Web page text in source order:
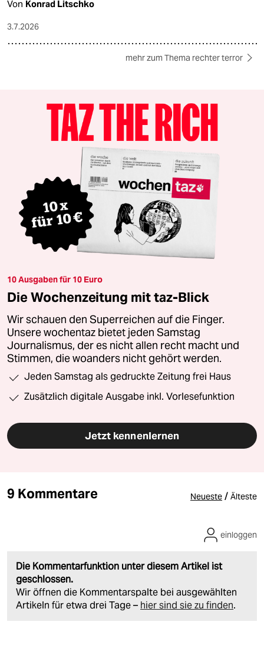
Von Konrad Litschko
3.7.2026
mehr zum Thema rechter terror
10 Ausgaben für 10 Euro
Die Wochenzeitung mit taz-Blick
Wir schauen den Superreichen auf die Finger.
Unsere wochentaz bietet jeden Samstag
Journalismus, der es nicht allen recht macht und
Stimmen, die woanders nicht gehört werden.
Jeden Samstag als gedruckte Zeitung frei Haus
Zusätzlich digitale Ausgabe inkl. Vorlesefunktion
Jetzt kennenlernen
9 Kommentare Neueste / Älteste
Die Kommentarfunktion unter diesem Artikel ist
geschlossen.
Wir öffnen die Kommentarspalte bei ausgewählten
Artikeln für etwa drei Tage – hier sind sie zu finden.
einloggen